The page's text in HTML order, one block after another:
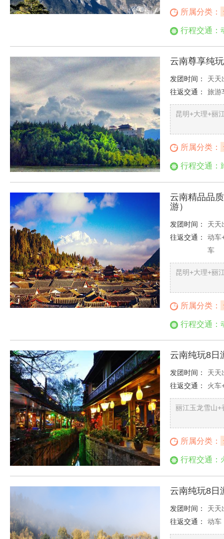
所属分类：
行程交通：
云南尊享纯
发团时间：
天天
往返交通：
旅游
昆明+大理+丽
所属分类：
行程交通：
云南精品品
游）
发团时间：
天天
往返交通：
动车
车
昆明+大理+丽
所属分类：
行程交通：
云南纯玩8日
发团时间：
天天
往返交通：
火车
丽江玉龙雪山+
所属分类：
行程交通：
云南纯玩8日
发团时间：
天天
往返交通：
动车